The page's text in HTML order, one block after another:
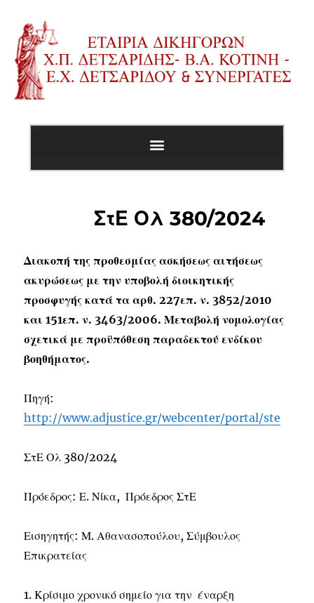
ΣτΕ Ολ 380/2024
Διακοπή της προθεσμίας ασκήσεως αιτήσεως
ακυρώσεως με την υποβολή διοικητικής
προσφυγής κατά τα αρθ. 227επ. ν. 3852/2010
και 151επ. ν. 3463/2006. Μεταβολή νομολογίας
σχετικά με προϋπόθεση παραδεκτού ενδίκου
βοηθήματος.
Πηγή:
http://www.adjustice.gr/webcenter/portal/ste
ΣτΕ Ολ 380/2024
Πρόεδρος: Ε. Νίκα, Πρόεδρος ΣτΕ
Εισηγητής: Μ. Αθανασοπούλου, Σύμβουλος
Επικρατείας
1. Κρίσιμο χρονικό σημείο για την έναρξη